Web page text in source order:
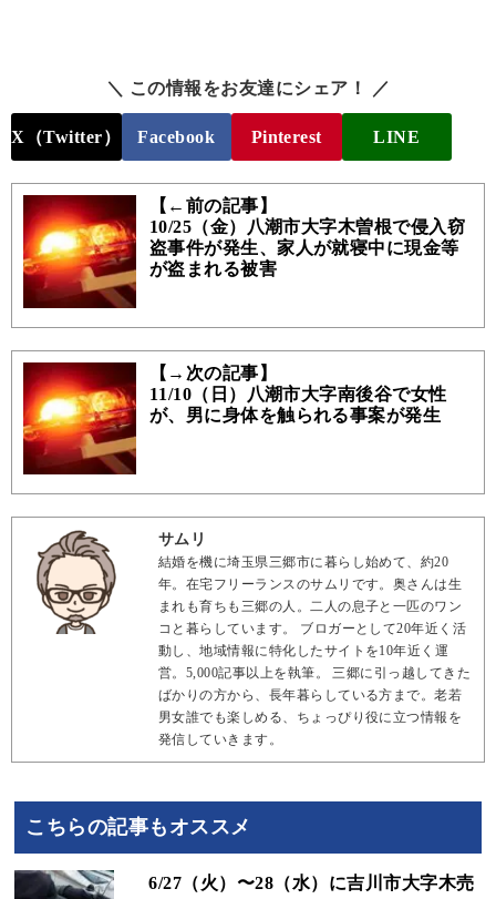
＼ この情報をお友達にシェア！ ／
X（Twitter） Facebook Pinterest LINE
【←前の記事】
10/25（金）八潮市大字木曽根で侵入窃
盗事件が発生、家人が就寝中に現金等
が盗まれる被害
【→次の記事】
11/10（日）八潮市大字南後谷で女性
が、男に身体を触られる事案が発生
サムリ
結婚を機に埼玉県三郷市に暮らし始めて、約20
年。在宅フリーランスのサムリです。奥さんは生
まれも育ちも三郷の人。二人の息子と一匹のワン
コと暮らしています。 ブロガーとして20年近く活
動し、地域情報に特化したサイトを10年近く運
営。5,000記事以上を執筆。 三郷に引っ越してきた
ばかりの方から、長年暮らしている方まで。老若
男女誰でも楽しめる、ちょっぴり役に立つ情報を
発信していきます。
こちらの記事もオススメ
6/27（火）〜28（水）に吉川市大字木売